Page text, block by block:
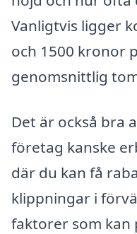
Vanligtvis ligger
och 1500 kronor
genomsnittlig
Det är också bra
företag kanske
där du kan få
klippningar i
faktorer som kan